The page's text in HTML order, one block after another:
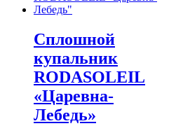
Сплошной
купальник
RODASOLEIL
«Царевна-
Лебедь»